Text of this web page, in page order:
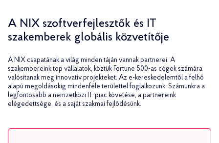
A NIX szoftverfejlesztők és IT
szakemberek globális közvetítője
A NIX csapatának a világ minden táján vannak partnerei. A
szakembereink top vállalatok, köztük Fortune 500-as cégek számára
valósítanak meg innovatív projekteket. Az e-kereskedelemtől a felhő
alapú megoldásokig mindenféle területtel foglalkozunk. Számunkra a
legfontosabb a nemzetközi IT-piac követése, a partnereink
elégedettsége, és a saját szakmai fejlődésünk.